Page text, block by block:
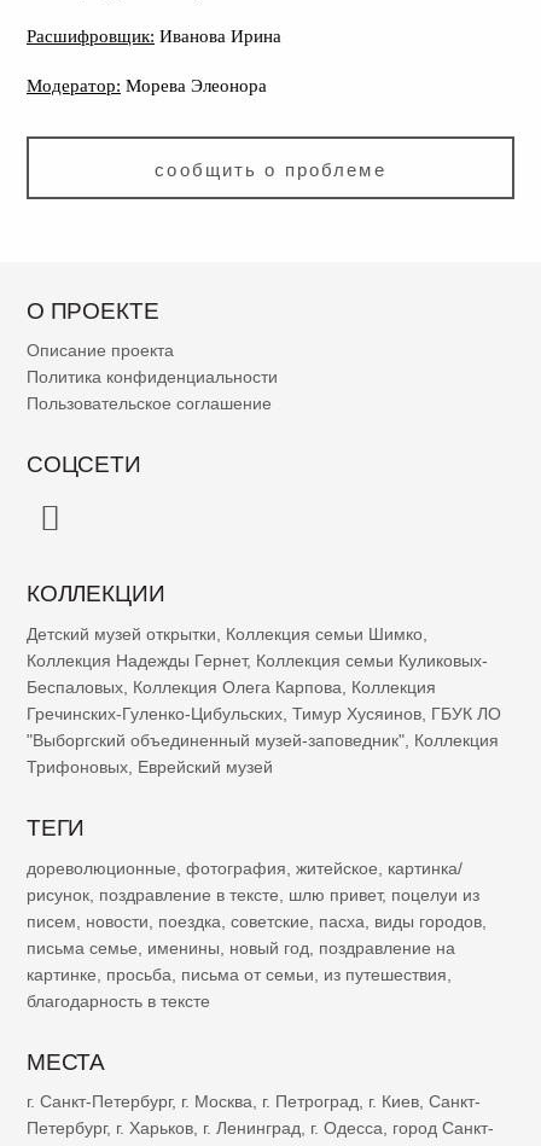
Расшифровщик: Иванова Ирина
Модератор: Морева Элеонора
сообщить о проблеме
О ПРОЕКТЕ
Описание проекта
Политика конфиденциальности
Пользовательское соглашение
СОЦСЕТИ
КОЛЛЕКЦИИ
Детский музей открытки Коллекция семьи Шимко
Коллекция Надежды Гернет, Коллекция семьи Куликовых-
Беспаловых Коллекция Олега Карпова
Коллекция
Гречинских-Гуленко-Цибульских Тимур Хусяинов ГБУК ЛО
"Выборгский объединенный музей-заповедник" Коллекция
Трифоновых Еврейский музей
ТЕГИ
дореволюционные фотография житейское
картинка/
рисунок поздравление в тексте шлю привет, поцелуи из
писем
новости поездка советские пасха виды городов
письма семье
именины новый год
поздравление на
картинке
просьба письма от семьи из путешествия
благодарность в тексте
МЕСТА
г. Санкт-Петербург, г. Москва, г. Петроград, г. Киев, Санкт-
Петербург, г. Харьков, г. Ленинград, г. Одесса, город Санкт-